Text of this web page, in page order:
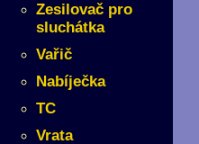
Zesilovač pro
sluchátka
Vařič
Nabíječka
TC
Vrata